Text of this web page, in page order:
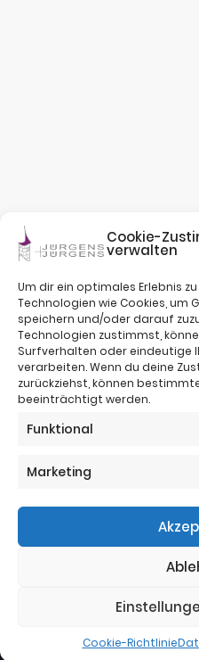
Cookie-
verwalten
Um dir ein optimales Erlebnis
Technologien wie Cookies, um
speichern und/oder darauf
Technologien zustimmst,
Surfverhalten oder eindeutige
verarbeiten. Wenn du deine
zurückziehst, können
beeinträchtigt werden.
Funktional
Marketing
Cookie-Richtlinie
Telefon:+43
Telefon:+43
Die Mediax GmbH